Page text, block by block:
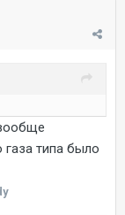
газа типа было